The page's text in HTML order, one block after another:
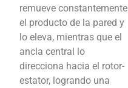
remueve constantemente
el producto de la pared y
lo eleva, mientras que el
ancla central lo
direcciona hacia el rotor-
estator, logrando una